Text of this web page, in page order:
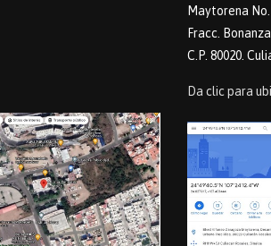
Maytorena No.
Fracc.
C.P. 80020.
Da clic para